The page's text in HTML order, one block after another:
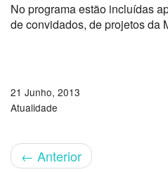
No programa estão incluídas
de convidados, de projetos da
21 Junho, 2013
Atualidade
← Anterior